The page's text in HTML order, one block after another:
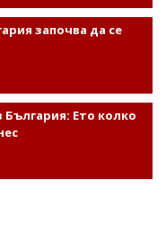
започва да се
Ето колко